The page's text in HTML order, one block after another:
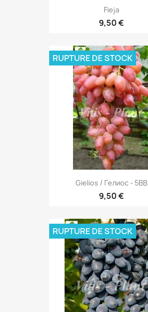
Fieja
9,50 €
Gielios / Гелиос - 5BB
9,50 €
RUPTURE DE STOCK
RUPTURE DE STOCK